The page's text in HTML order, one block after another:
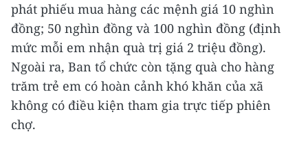
phát phiếu mua hàng các mệnh giá 10 nghìn
đồng; 50 nghìn đồng và 100 nghìn đồng (định
mức mỗi em nhận quà trị giá 2 triệu đồng).
Ngoài ra, Ban tổ chức còn tặng quà cho hàng
trăm trẻ em có hoàn cảnh khó khăn của xã
không có điều kiện tham gia trực tiếp phiên
chợ.